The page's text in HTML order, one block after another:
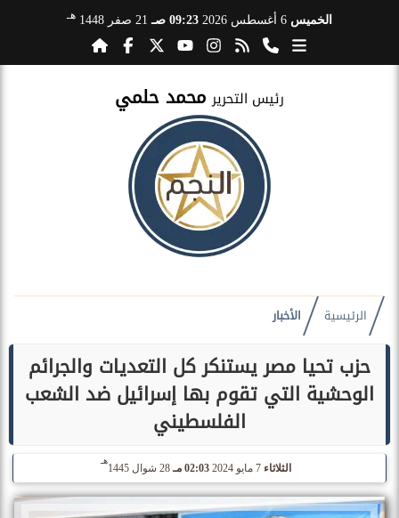
الخميس 09:23 صـ 21 صفر 1448 هـ
رئيس التحرير محمد حلمي
الرئيسية الأخبار
حزب تحيا مصر يستنكر كل التعديات والجرائم
الوحشية التي تقوم بها إسرائيل ضد الشعب
الفلسطيني
الثلاثاء 02:03 مـ 28 شوال 1445
هـ